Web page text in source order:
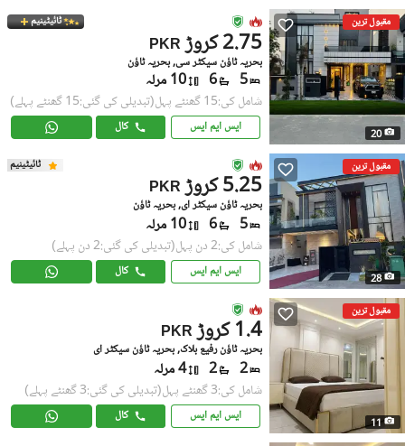
مقبول ترین
20
ٹائیٹینیم
PKR 2.75 کروڑ
بحریہ ٹاؤن سیکٹر سی, بحریہ ٹاؤن
5
6 10 مرلہ
شامل کی:15 گھنٹے پہل (تبدیلی کی گئی:15 گھنٹے پہلے)
ایس ایم ایس کال
مقبول ترین
28
ٹائیٹینیم
PKR 5.25 کروڑ
بحریہ ٹاؤن سیکٹر ای, بحریہ ٹاؤن
5
6 10 مرلہ
شامل کی:2 دن پہل (تبدیلی کی گئی:2 دن پہلے)
ایس ایم ایس کال
مقبول ترین
11
PKR 1.4 کروڑ
بحریہ ٹاؤن رفیع بلاک, بحریہ ٹاؤن سیکٹر ای
2
2 4 مرلہ
شامل کی:3 گھنٹے پہل (تبدیلی کی گئی:3 گھنٹے پہلے)
ایس ایم ایس کال